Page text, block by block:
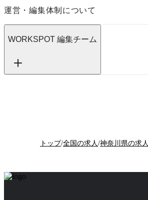
運営・編集体制について
WORKSPOT 編集チーム
トップ/全国の求人 /神奈川県の求人